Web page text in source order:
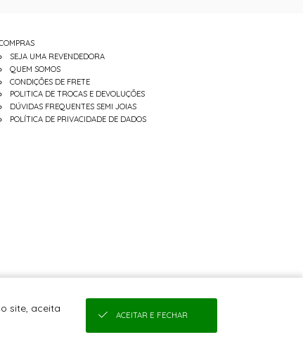
SEJA UMA REVENDEDORA
QUEM SOMOS
CONDIÇÕES DE FRETE
POLITICA DE TROCAS E DEVOLUÇÕES
DÚVIDAS FREQUENTES SEMI JOIAS
POLÍTICA DE PRIVACIDADE DE DADOS
site, aceita
ACEITAR E FECHAR